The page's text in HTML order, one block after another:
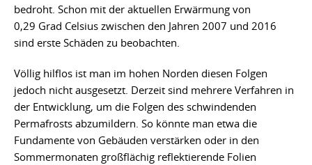
bedroht. Schon mit der aktuellen Erwärmung von
0,29 Grad Celsius zwischen den Jahren 2007 und 2016
sind erste Schäden zu beobachten.
Völlig hilflos ist man im hohen Norden diesen Folgen
jedoch nicht ausgesetzt. Derzeit sind mehrere Verfahren in
der Entwicklung, um die Folgen des schwindenden
Permafrosts abzumildern. So könnte man etwa die
Fundamente von Gebäuden verstärken oder in den
Sommermonaten großflächig reflektierende Folien